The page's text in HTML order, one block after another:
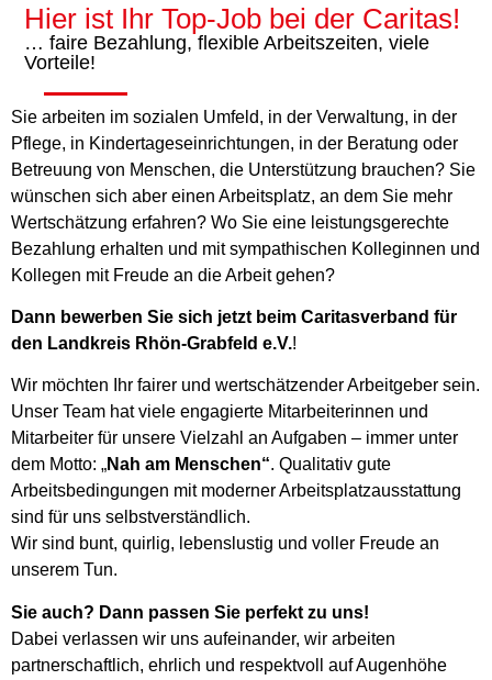
Hier ist Ihr Top-Job bei der Caritas!
… faire Bezahlung, flexible Arbeitszeiten, viele
Vorteile!
Sie arbeiten im sozialen Umfeld, in der Verwaltung, in der
Pflege, in Kindertageseinrichtungen, in der Beratung oder
Betreuung von Menschen, die Unterstützung brauchen? Sie
wünschen sich aber einen Arbeitsplatz, an dem Sie mehr
Wertschätzung erfahren? Wo Sie eine leistungsgerechte
Bezahlung erhalten und mit sympathischen Kolleginnen und
Kollegen mit Freude an die Arbeit gehen?
Dann bewerben Sie sich jetzt beim Caritasverband für
den Landkreis Rhön-Grabfeld e.V.!
Wir möchten Ihr fairer und wertschätzender Arbeitgeber sein.
Unser Team hat viele engagierte Mitarbeiterinnen und
Mitarbeiter für unsere Vielzahl an Aufgaben – immer unter
dem Motto: „Nah am Menschen“. Qualitativ gute
Arbeitsbedingungen mit moderner Arbeitsplatzausstattung
sind für uns selbstverständlich.
Wir sind bunt, quirlig, lebenslustig und voller Freude an
unserem Tun.
Sie auch? Dann passen Sie perfekt zu uns!
Dabei verlassen wir uns aufeinander, wir arbeiten
partnerschaftlich, ehrlich und respektvoll auf Augenhöhe